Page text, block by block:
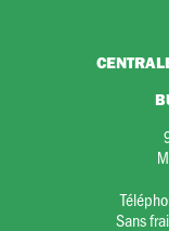
Sans